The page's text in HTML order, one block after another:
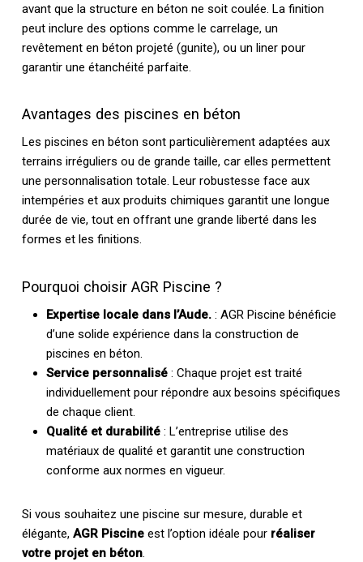
avant que la structure en béton ne soit coulée. La finition
peut inclure des options comme le carrelage, un
revêtement en béton projeté (gunite), ou un liner pour
garantir une étanchéité parfaite.
Avantages des piscines en béton
Les piscines en béton sont particulièrement adaptées aux
terrains irréguliers ou de grande taille, car elles permettent
une personnalisation totale. Leur robustesse face aux
intempéries et aux produits chimiques garantit une longue
durée de vie, tout en offrant une grande liberté dans les
formes et les finitions.
Pourquoi choisir AGR Piscine ?
Expertise locale dans l’Aude.: AGR Piscine bénéficie
d’une solide expérience dans la construction de
piscines en béton.
Service personnalisé: Chaque projet est traité
individuellement pour répondre aux besoins spécifiques
de chaque client.
Qualité et durabilité: L’entreprise utilise des
matériaux de qualité et garantit une construction
conforme aux normes en vigueur.
Si vous souhaitez une piscine sur mesure, durable et
élégante, AGR Piscineest l’option idéale pour réaliser
votre projet en béton.